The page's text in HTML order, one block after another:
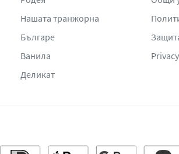
Нашата транжорна
Българе
Ванила
Деликат